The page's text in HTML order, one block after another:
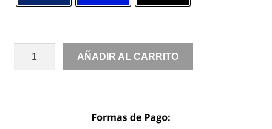
LENTEJUELA
STRAPPLE
AÑADIR AL CARRITO